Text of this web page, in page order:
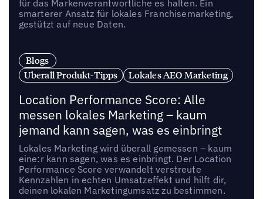
für das Markenverantwortliche es halten. Ein
smarterer Ansatz für lokales Franchisemarketing,
gestützt auf neue Daten.
Blogs
Uberall Produkt-Tipps
Lokales AEO Marketing
Location Performance Score: Alle
messen lokales Marketing – kaum
jemand kann sagen, was es einbringt
Lokales Marketing wird überall gemessen – kaum
eine:r kann sagen, was es einbringt. Der Location
Performance Score verwandelt verstreute
Kennzahlen in echten Umsatzeffekt und hilft dir,
deinen lokalen Marketingumsatz zu bestimmen.